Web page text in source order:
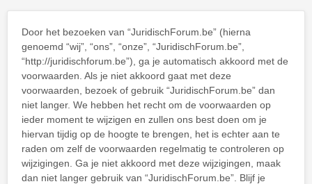
Door het bezoeken van “JuridischForum.be” (hierna
genoemd “wij”, “ons”, “onze”, “JuridischForum.be”,
“http://juridischforum.be”), ga je automatisch akkoord met de
voorwaarden. Als je niet akkoord gaat met deze
voorwaarden, bezoek of gebruik “JuridischForum.be” dan
niet langer. We hebben het recht om de voorwaarden op
ieder moment te wijzigen en zullen ons best doen om je
hiervan tijdig op de hoogte te brengen, het is echter aan te
raden om zelf de voorwaarden regelmatig te controleren op
wijzigingen. Ga je niet akkoord met deze wijzigingen, maak
dan niet langer gebruik van “JuridischForum.be”. Blijf je